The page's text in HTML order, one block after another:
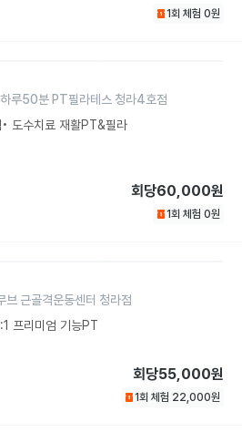
1회 체험 0원
하루50분 PT필라테스 청라4호점
도수치료 재활PT&필라
회당60,000원
1회 체험 0원
브 근골격운동센터 청라점
프리미엄 기능PT
회당55,000원
1회 체험 22,000원